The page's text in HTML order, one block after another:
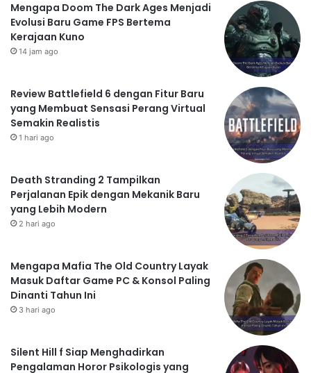
Mengapa Doom The Dark Ages Menjadi
Evolusi Baru Game FPS Bertema
Kerajaan Kuno
14 jam ago
Review Battlefield 6 dengan Fitur Baru
yang Membuat Sensasi Perang Virtual
Semakin Realistis
1 hari ago
Death Stranding 2 Tampilkan
Perjalanan Epik dengan Mekanik Baru
yang Lebih Modern
2 hari ago
Mengapa Mafia The Old Country Layak
Masuk Daftar Game PC & Konsol Paling
Dinanti Tahun Ini
3 hari ago
Silent Hill f Siap Menghadirkan
Pengalaman Horor Psikologis yang